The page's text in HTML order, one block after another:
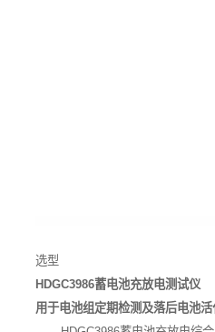
选型
HDGC3986蓄电池充放电测试仪
用于电池组定期检测及落后电池